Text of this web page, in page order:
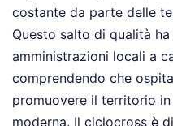
costante da parte delle
Questo salto di qualità
amministrazioni locali a
comprendendo che
promuovere il territorio
moderna. Il ciclocross è